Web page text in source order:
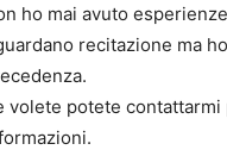
ho mai avuto
recitazione ma
volete potete contattarmi